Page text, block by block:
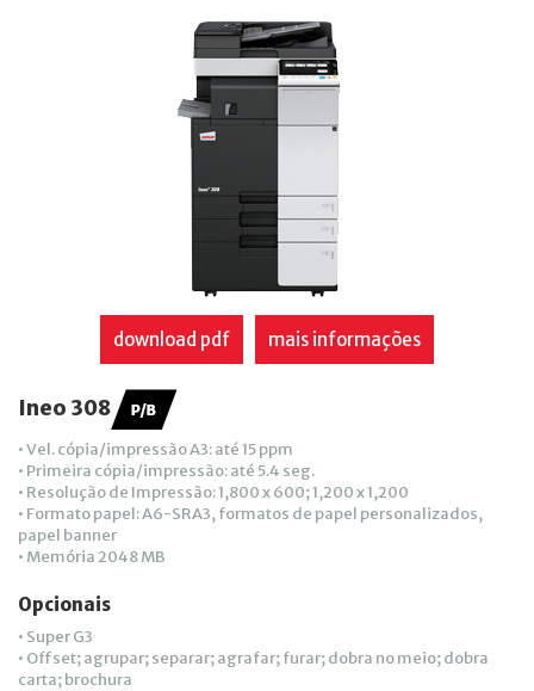
download pdf mais informações
Ineo 308
• Vel. cópia/impressão A3: até 15 ppm
• Primeira cópia/impressão: até 5.4 seg.
• Resolução de Impressão: 1,800 x 600; 1,200 x 1,200
• Formato papel: A6-SRA3, formatos de papel personalizados,
papel banner
• Memória 2048 MB
Opcionais
• Super G3
• Offset; agrupar; separar; agrafar; furar; dobra no meio; dobra
carta; brochura